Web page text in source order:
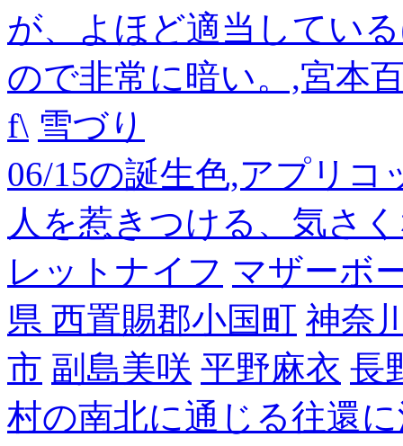
が、よほど適当してい
ので非常に暗い。,宮本
f\ 雪づり
06/15の誕生色,アプリ
人を惹きつける、気さ
レットナイフ マザーボ
県 西置賜郡小国町 神奈
市 副島美咲 平野麻衣 長
村の南北に通じる往還